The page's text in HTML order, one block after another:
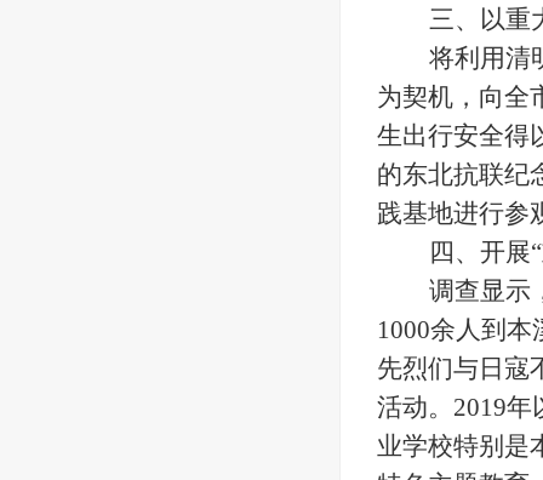
三、以重
将利用清
为契机，向全
生出行安全得
的东北抗联纪
践基地进行参
四、开展
调查显示
1000余人到
先烈们与日寇
活动。2019
业学校特别是